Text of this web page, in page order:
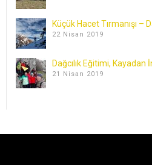
Küçük Hacet Tırmanışı –
22 Nisan 2019
Dağcılık Eğitimi, Kayadan
21 Nisan 2019